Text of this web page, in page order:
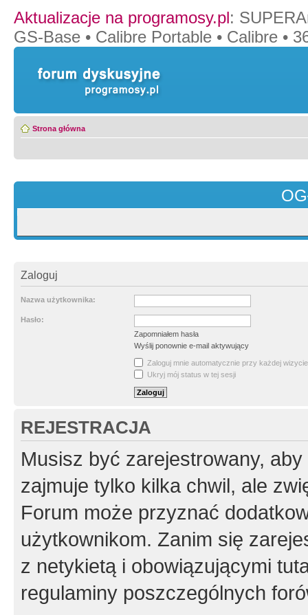
Aktualizacje na programosy.pl:
GS-Base • Calibre Portable • Calibre •
Strona główna
Zaloguj
Nazwa użytkownika:
Hasło:
Zapomniałem hasła
Wyślij ponownie e-mail aktywujący
Zaloguj mnie automatycznie przy każdej wizycie
Ukryj mój status w tej sesji
REJESTRACJA
Musisz być zarejestrowany,
zajmuje tylko kilka chwil, ale
Forum może przyznać
użytkownikom. Zanim się
z netykietą i obowiązującymi
regulaminy poszczególnych